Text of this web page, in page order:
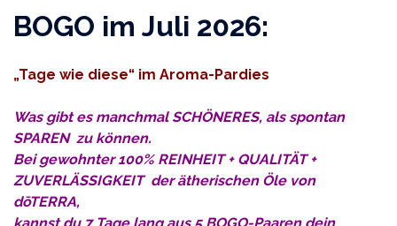
BOGO im Juli 2026:
„Tage wie diese“ im Aroma-Pardies
Was gibt es manchmal SCHÖNERES, als spontan
SPAREN zu können.
Bei gewohnter 100% REINHEIT + QUALITÄT +
ZUVERLÄSSIGKEIT derätherischenÖle von
dōTERRA,